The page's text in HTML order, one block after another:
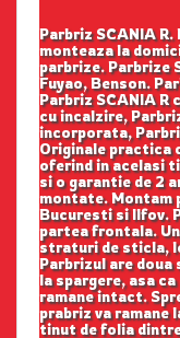
Parbriz SCANIA
monteaza la
parbrize. Parbrize
Fuyao, Benson.
Parbriz SCANIA R
cu incalzire,
incorporata,
Originale practica
oferind in acelasi
si o garantie de 2
montate. Montam
Bucuresti si Ilfov.
partea frontala.
straturi de sticla,
Parbrizul are
la spargere, asa
ramane intact.
prabriz va ramane
tinut de folia